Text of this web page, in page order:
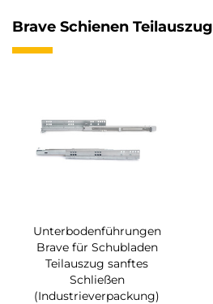
Brave Schienen Teilauszug
Unterbodenführungen
Brave für Schubladen
Teilauszug sanftes
Schließen
(Industrieverpackung)